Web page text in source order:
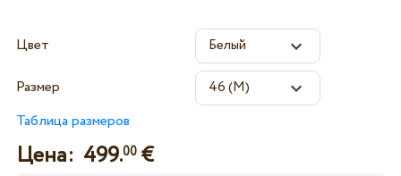
Цвет
Размер
Таблица размеров
Цена: 499.00€